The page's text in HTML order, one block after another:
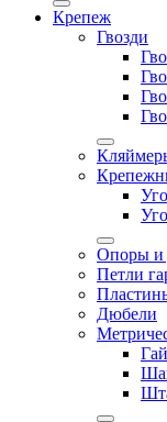
Крепеж
Гвозди
Опоры и
Петли
Дюбели